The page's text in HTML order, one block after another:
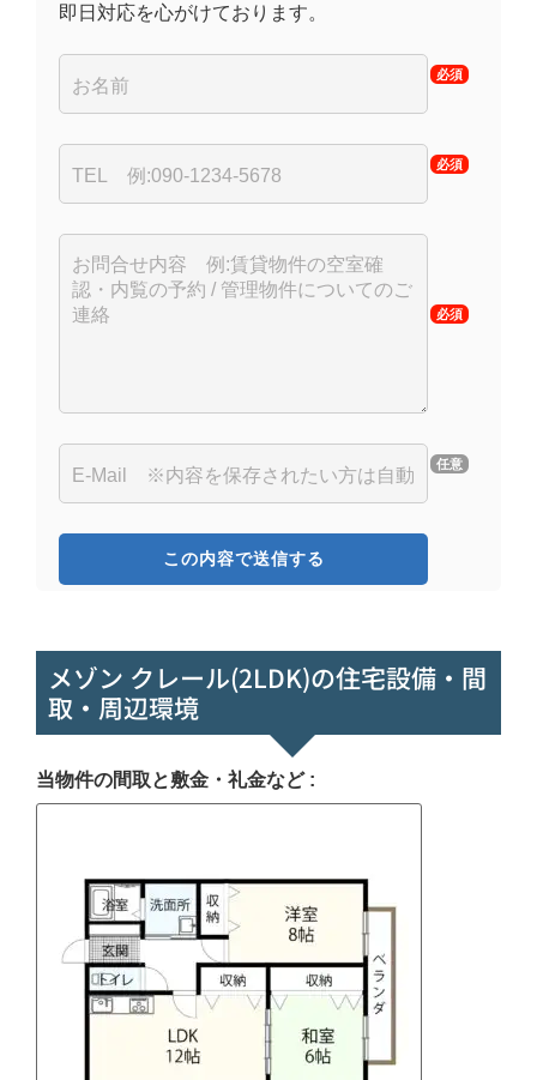
即日対応を心がけております。
必須
必須
必須
任意
メゾン クレール(2LDK)の住宅設備・間
取・周辺環境
当物件の間取と敷金・礼金など :